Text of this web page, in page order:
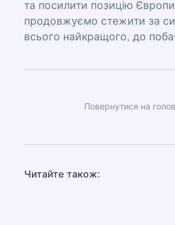
та посилити позицію
продовжуємо стежити за
всього найкращого, до
Повернутися на
Читайте також: